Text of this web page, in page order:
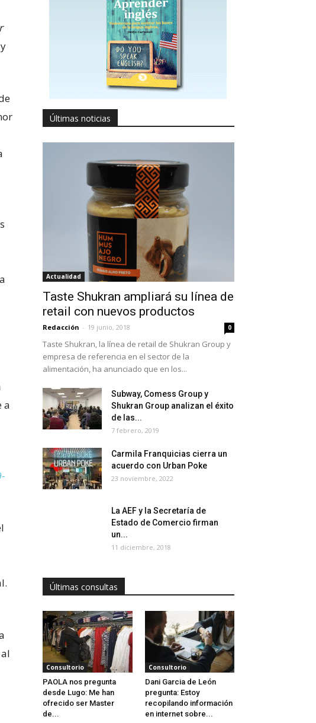
a
Últimas noticias
Actualidad
Taste Shukran ampliará su línea de
retail con nuevos productos
Redacción - 19 junio, 2018 0
Taste Shukran, la línea de retail de Shukran Group y
empresa de referencia en el sector de la
alimentación, ha anunciado que en los...
Subway, Comess Group y
Shukran Group analizan el éxito
de las...
7 febrero, 2019
Carmila Franquicias cierra un
acuerdo con Urban Poke
23 noviembre, 2022
La AEF y la Secretaría de
Estado de Comercio firman
un...
11 diciembre, 2018
Últimas consultas
Consultorio
PAOLA nos pregunta
desde Lugo: Me han
ofrecido ser Master
de...
Consultorio
Dani Garcia de León
pregunta: Estoy
recopilando información
en internet sobre...